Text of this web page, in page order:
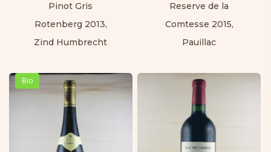
Pinot Gris
Rotenberg 2013,
Zind Humbrecht
Reserve de la
Comtesse 2015,
Pauillac
Bio